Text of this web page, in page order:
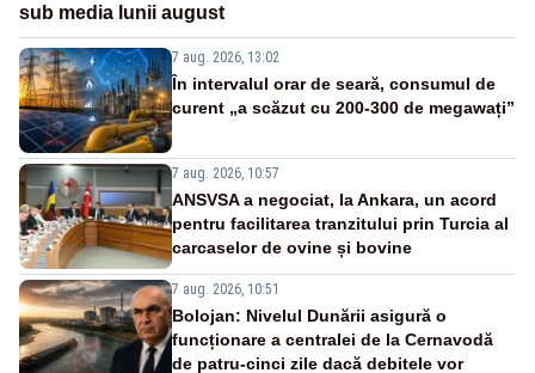
sub media lunii august
7 aug. 2026, 13:02
În intervalul orar de seară, consumul de
curent „a scăzut cu 200-300 de megawați”
7 aug. 2026, 10:57
ANSVSA a negociat, la Ankara, un acord
pentru facilitarea tranzitului prin Turcia al
carcaselor de ovine și bovine
7 aug. 2026, 10:51
Bolojan: Nivelul Dunării asigură o
funcționare a centralei de la Cernavodă
de patru-cinci zile dacă debitele vor